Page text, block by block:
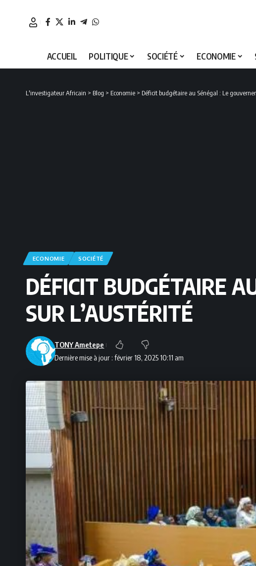
ACCUEIL POLITIQUE SOCIÉTÉ ECONOMIE
L'investigateur Africain > Blog > Economie > Déficit budgétaire au Sénégal : Le
ECONOMIE SOCIÉTÉ
DÉFICIT BUDGÉTAIRE
SUR L’AUSTÉRITÉ
Dernière mise à jour : février 18, 2025 10:11 am
TONY Ametepe